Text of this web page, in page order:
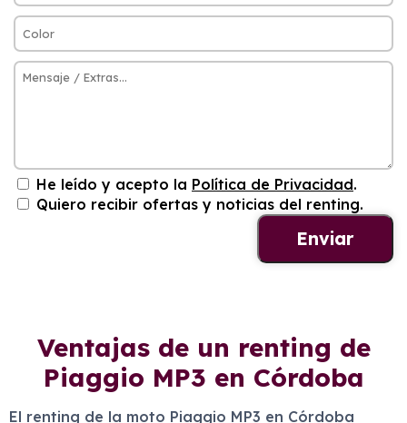
He leído y acepto la Política de Privacidad.
Quiero recibir ofertas y noticias del renting.
Ventajas de un renting de
Piaggio MP3 en Córdoba
El renting de la moto Piaggio MP3 en Córdoba